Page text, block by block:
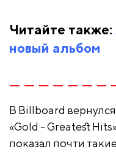
Читайте также:
новый альбом
В Billboard
«Gold - Greatest
показал почти